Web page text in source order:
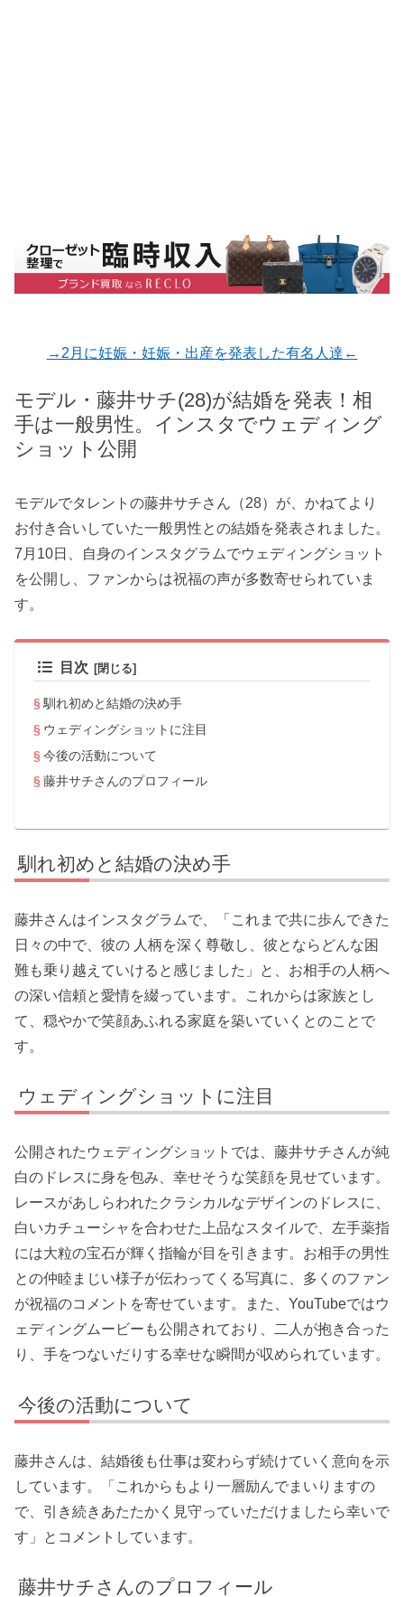
→2月に妊娠・妊娠・出産を発表した有名人達←
モデル・藤井サチ(28)が結婚を発表！相
手は一般男性。インスタでウェディング
ショット公開
モデルでタレントの藤井サチさん（28）が、かねてより
お付き合いしていた一般男性との結婚を発表されました。
7月10日、自身のインスタグラムでウェディングショット
を公開し、ファンからは祝福の声が多数寄せられていま
す。
目次
馴れ初めと結婚の決め手
ウェディングショットに注目
今後の活動について
藤井サチさんのプロフィール
馴れ初めと結婚の決め手
藤井さんはインスタグラムで、「これまで共に歩んできた
日々の中で、彼の 人柄を深く尊敬し、彼とならどんな困
難も乗り越えていけると感じました」と、お相手の人柄へ
の深い信頼と愛情を綴っています。これからは家族とし
て、穏やかで笑顔あふれる家庭を築いていくとのことで
す。
ウェディングショットに注目
公開されたウェディングショットでは、藤井サチさんが純
白のドレスに身を包み、幸せそうな笑顔を見せています。
レースがあしらわれたクラシカルなデザインのドレスに、
白いカチューシャを合わせた上品なスタイルで、左手薬指
には大粒の宝石が輝く指輪が目を引きます。お相手の男性
との仲睦まじい様子が伝わってくる写真に、多くのファン
が祝福のコメントを寄せています。また、YouTubeではウ
ェディングムービーも公開されており、二人が抱き合った
り、手をつないだりする幸せな瞬間が収められています。
今後の活動について
藤井さんは、結婚後も仕事は変わらず続けていく意向を示
しています。「これからもより一層励んでまいりますの
で、引き続きあたたかく見守っていただけましたら幸いで
す」とコメントしています。
藤井サチさんのプロフィール